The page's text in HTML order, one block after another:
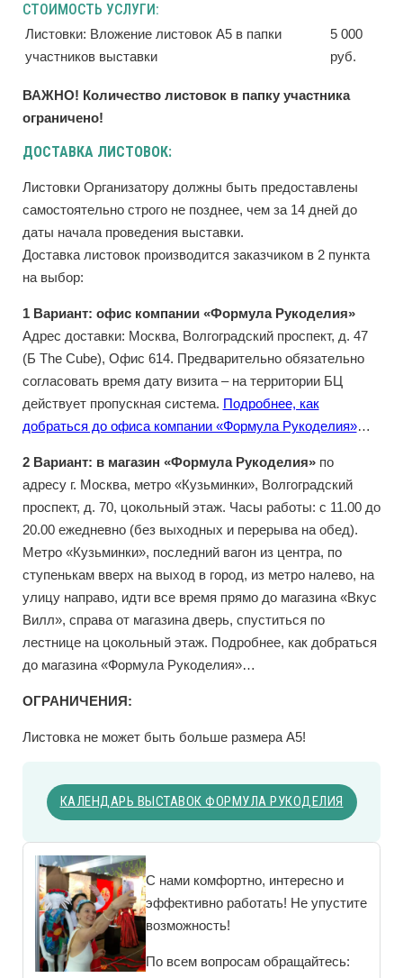
СТОИМОСТЬ УСЛУГИ:
Листовки: Вложение листовок А5 в папки
участников выставки
5 000
руб.
ВАЖНО! Количество листовок в папку участника
ограничено!
ДОСТАВКА ЛИСТОВОК:
Листовки Организатору должны быть предоставлены
самостоятельно строго не позднее, чем за 14 дней до
даты начала проведения выставки.
Доставка листовок производится заказчиком в 2 пункта
на выбор:
1 Вариант: офис компании «Формула Рукоделия»
Адрес доставки: Москва, Волгоградский проспект, д. 47
(Б The Cube), Офис 614. Предварительно обязательно
согласовать время дату визита – на территории БЦ
действует пропускная система. Подробнее, как
добраться до офиса компании «Формула Рукоделия»…
2 Вариант: в магазин «Формула Рукоделия»по
адресу г. Москва, метро «Кузьминки», Волгоградский
проспект, д. 70, цокольный этаж. Часы работы: с 11.00 до
20.00 ежедневно (без выходных и перерыва на обед).
Метро «Кузьминки», последний вагон из центра, по
ступенькам вверх на выход в город, из метро налево, на
улицу направо, идти все время прямо до магазина «Вкус
Вилл», справа от магазина дверь, спуститься по
лестнице на цокольный этаж. Подробнее, как добраться
до магазина «Формула Рукоделия»…
ОГРАНИЧЕНИЯ:
Листовка не может быть больше размера А5!
КАЛЕНДАРЬ ВЫСТАВОК ФОРМУЛА РУКОДЕЛИЯ
С нами комфортно, интересно и
эффективно работать! Не упустите
возможность!
По всем вопросам обращайтесь: